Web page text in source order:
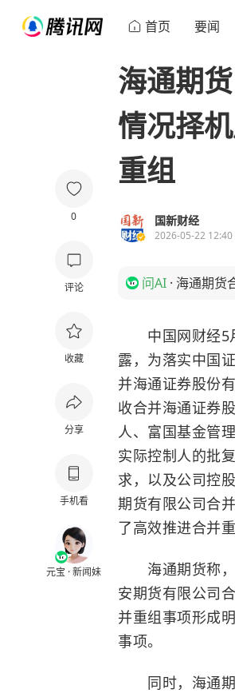
首页 要闻
0
评论
收藏
分享
手机看
元宝 · 新闻妹
海通期
情况择
重组
国新财经
2026-05-22 12:40
问AI · 海通期货
中国网财经5月
露，为落实中国
并海通证券股份
收合并海通证券
人、富国基金管
实际控制人的批
求，以及公司控
期货有限公司合
了高效推进合并
海通期货称，
安期货有限公司
并重组事项形成
事项。
同时，海通期